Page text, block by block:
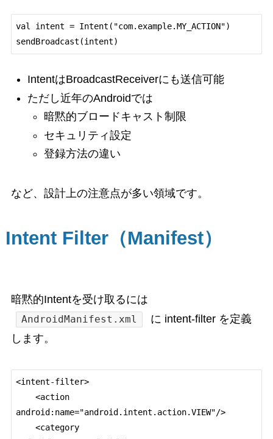
val intent = Intent("com.example.MY_ACTION")
IntentはBroadcastReceiverにも送信可能
ただし近年のAndroidでは
暗黙的ブロードキャスト制限
セキュリティ設定
登録方法の違い
など、設計上の注意点が多い領域です。
Intent Filter（Manifest）
暗黙的Intentを受け取るには
AndroidManifest.xml
に intent-filter を定義
します。
<intent-filter>
android:name="android.intent.action.VIEW"/>